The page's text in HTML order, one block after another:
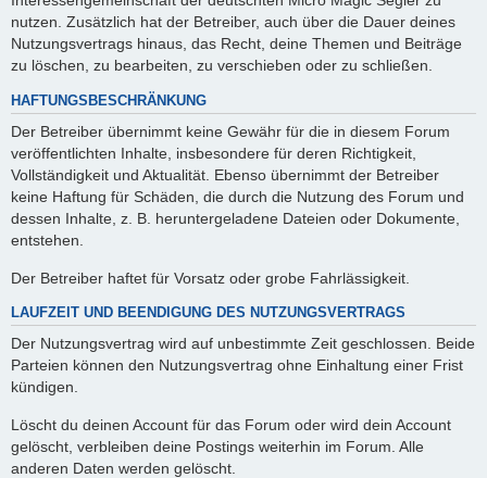
nutzen. Zusätzlich hat der Betreiber, auch über die Dauer deines
Nutzungsvertrags hinaus, das Recht, deine Themen und Beiträge
zu löschen, zu bearbeiten, zu verschieben oder zu schließen.
HAFTUNGSBESCHRÄNKUNG
Der Betreiber übernimmt keine Gewähr für die in diesem Forum
veröffentlichten Inhalte, insbesondere für deren Richtigkeit,
Vollständigkeit und Aktualität. Ebenso übernimmt der Betreiber
keine Haftung für Schäden, die durch die Nutzung des Forum und
dessen Inhalte, z. B. heruntergeladene Dateien oder Dokumente,
entstehen.
Der Betreiber haftet für Vorsatz oder grobe Fahrlässigkeit.
LAUFZEIT UND BEENDIGUNG DES NUTZUNGSVERTRAGS
Der Nutzungsvertrag wird auf unbestimmte Zeit geschlossen. Beide
Parteien können den Nutzungsvertrag ohne Einhaltung einer Frist
kündigen.
Löscht du deinen Account für das Forum oder wird dein Account
gelöscht, verbleiben deine Postings weiterhin im Forum. Alle
anderen Daten werden gelöscht.